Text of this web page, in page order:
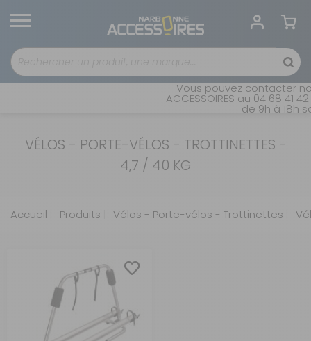
Vous pouvez contacter
ACCESSOIRES au 04 68 41
de 9h à 18h
VÉLOS - PORTE-VÉLOS - TROTTINETTES -
4,7 / 40 KG
Accueil Produits Vélos - Porte-vélos - Trottinettes